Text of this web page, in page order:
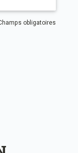
obligatoires